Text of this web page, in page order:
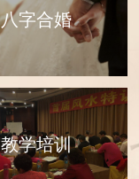
八字合婚
教学培训